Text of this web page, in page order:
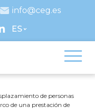
info@ceg.es
ES
de personas
de una prestación de